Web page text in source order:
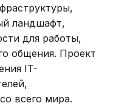
ландшафт,
для работы,
общения. Проект
IT-
всего мира.